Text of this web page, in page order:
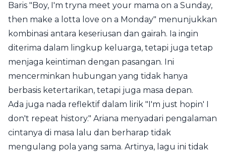
Baris "Boy, I'm tryna meet your mama on a Sunday,
then make a lotta love on a Monday" menunjukkan
kombinasi antara keseriusan dan gairah. Ia ingin
diterima dalam lingkup keluarga, tetapi juga tetap
menjaga keintiman dengan pasangan. Ini
mencerminkan hubungan yang tidak hanya
berbasis ketertarikan, tetapi juga masa depan.
Ada juga nada reflektif dalam lirik "I'm just hopin' I
don't repeat history." Ariana menyadari pengalaman
cintanya di masa lalu dan berharap tidak
mengulang pola yang sama. Artinya, lagu ini tidak